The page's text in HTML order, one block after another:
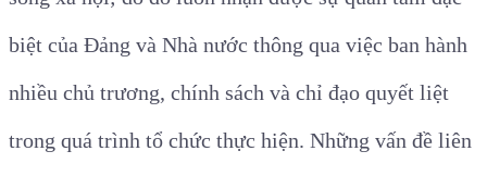
biệt của Đảng và Nhà nước thông qua việc ban hành
nhiều chủ trương, chính sách và chỉ đạo quyết liệt
trong quá trình tổ chức thực hiện. Những vấn đề liên